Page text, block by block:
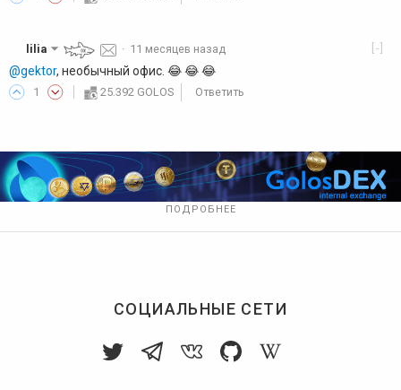
[-]
lilia · 11 месяцев назад
@gektor, необычный офис. 😂 😂 😂
1 25.392 GOLOS Ответить
ПОДРОБНЕЕ
СОЦИАЛЬНЫЕ СЕТИ